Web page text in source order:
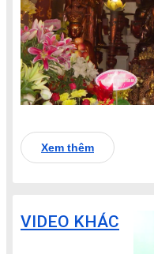
Xem thêm
VIDEO KHÁC